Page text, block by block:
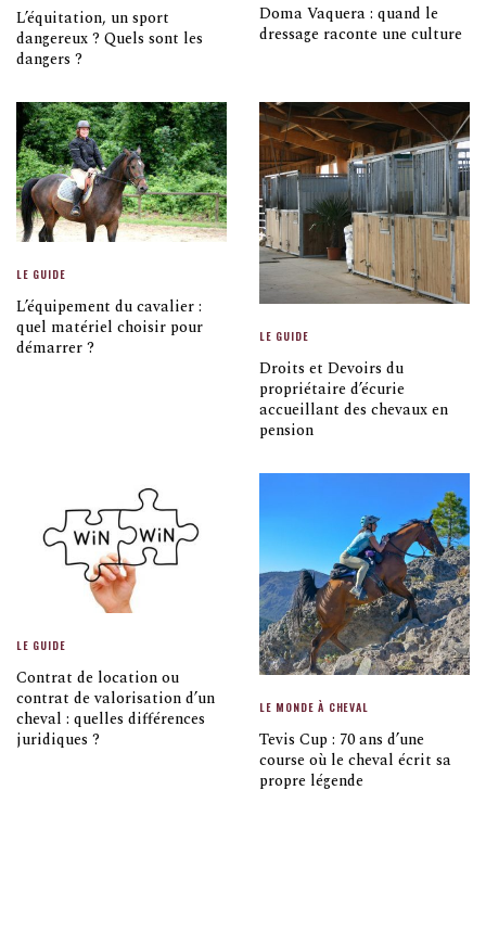
L’équitation, un sport
dangereux ? Quels sont les
dangers ?
Doma Vaquera : quand le
dressage raconte une culture
LE GUIDE
L’équipement du cavalier :
quel matériel choisir pour
démarrer ?
LE GUIDE
Droits et Devoirs du
propriétaire d’écurie
accueillant des chevaux en
pension
LE GUIDE
Contrat de location ou
contrat de valorisation d’un
cheval : quelles différences
juridiques ?
LE MONDE À CHEVAL
Tevis Cup : 70 ans d’une
course où le cheval écrit sa
propre légende